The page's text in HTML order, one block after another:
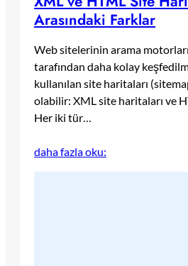
Arasındaki Farklar
Web sitelerinin arama
tarafından daha kolay
kullanılan site haritaları
olabilir: XML site haritaları ve
Her iki tür…
daha fazla oku: